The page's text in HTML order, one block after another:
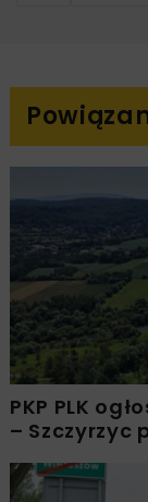
PKP PLK
– Szczyrzyc